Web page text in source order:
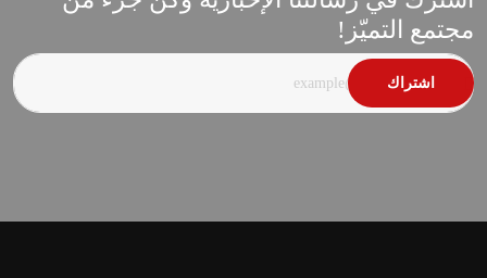
مجتمع التميّز!
اشتراك